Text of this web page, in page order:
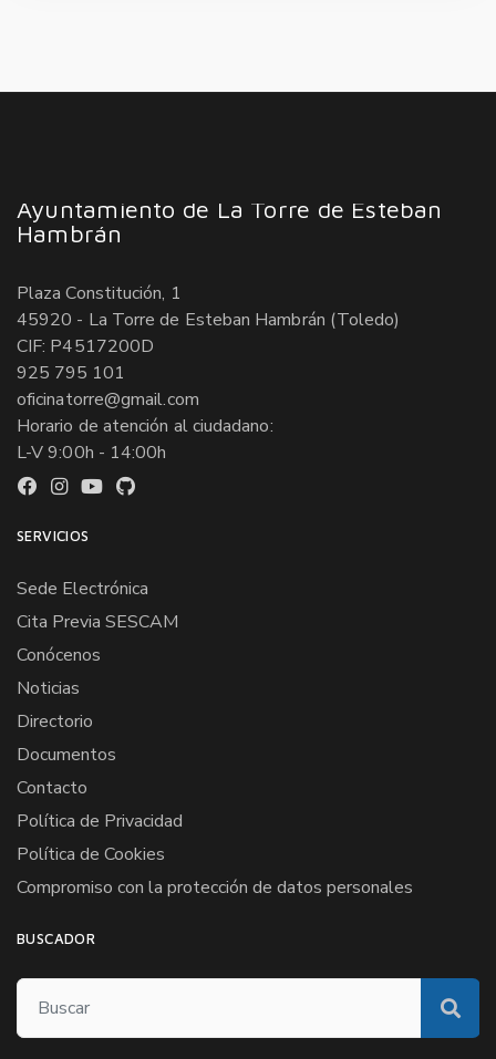
Ayuntamiento de La Torre de Esteban
Hambrán
Plaza Constitución, 1
45920 - La Torre de Esteban Hambrán (Toledo)
CIF: P4517200D
925 795 101
oficinatorre@gmail.com
Horario de atención al ciudadano:
L-V 9:00h - 14:00h
SERVICIOS
Sede Electrónica
Cita Previa SESCAM
Conócenos
Noticias
Directorio
Documentos
Contacto
Política de Privacidad
Política de Cookies
Compromiso con la protección de datos personales
BUSCADOR